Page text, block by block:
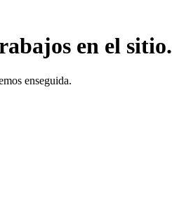
en el sitio.
enseguida.